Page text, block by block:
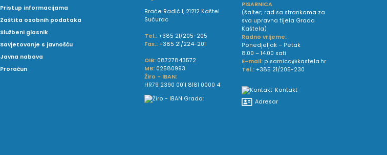
Pristup informacijama
Zaštita osobnih podataka
Službeni glasnik
Savjetovanje s javnošću
Javna nabava
Proračun
Braće Radić 1, 21212 Kaštel
Sućurac
Tel.: +385 21/205-205
Fax.: +385 21/224-201
OIB: 08727843572
MB: 02580993
Žiro - IBAN:
HR79 2390 0011 8181 0000 4
PISARNICA
(šalter; rad sa strankama za
sva upravna tijela Grada
Kaštela)
Radno vrijeme:
Ponedjeljak – Petak
8.00 – 14.00 sati
E-mail: pisarnica@kastela.hr
Tel.: +385 21/205-230
Kontakt
Adresar